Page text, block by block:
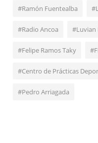
#Ramón Fuentealba
#Radio Ancoa #Luvian
#Felipe Ramos Taky
#Centro de Prácticas
#Pedro Arriagada